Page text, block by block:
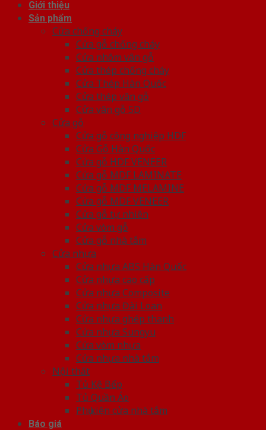
Giới thiệu
Sản phẩm
Cửa chống cháy
Cửa gỗ chống cháy
Cửa nhôm vân gỗ
Cửa thép chống cháy
Cửa Thép Hàn Quốc
Cửa thép vân gỗ
Cửa vân gỗ 5D
Cửa gỗ
Cửa gỗ công nghiệp HDF
Cửa Gỗ Hàn Quốc
Cửa gỗ HDF VENEER
Cửa gỗ MDF LAMINATE
Cửa gỗ MDF MELAMINE
Cửa gỗ MDF VENEER
Cửa gỗ tự nhiên
Cửa vòm gỗ
Cửa gỗ nhà tắm
Cửa nhựa
Cửa nhựa ABS Hàn Quốc
Cửa nhựa cao cấp
Cửa nhựa Composite
Cửa nhựa Đài Loan
Cửa nhựa ghép thanh
Cửa nhựa Sungyu
Cửa vòm nhựa
Cửa nhựa nhà tắm
Nội thất
Tủ Kệ Bếp
Tủ Quần Áo
Phụ kiện cửa nhà tắm
Báo giá